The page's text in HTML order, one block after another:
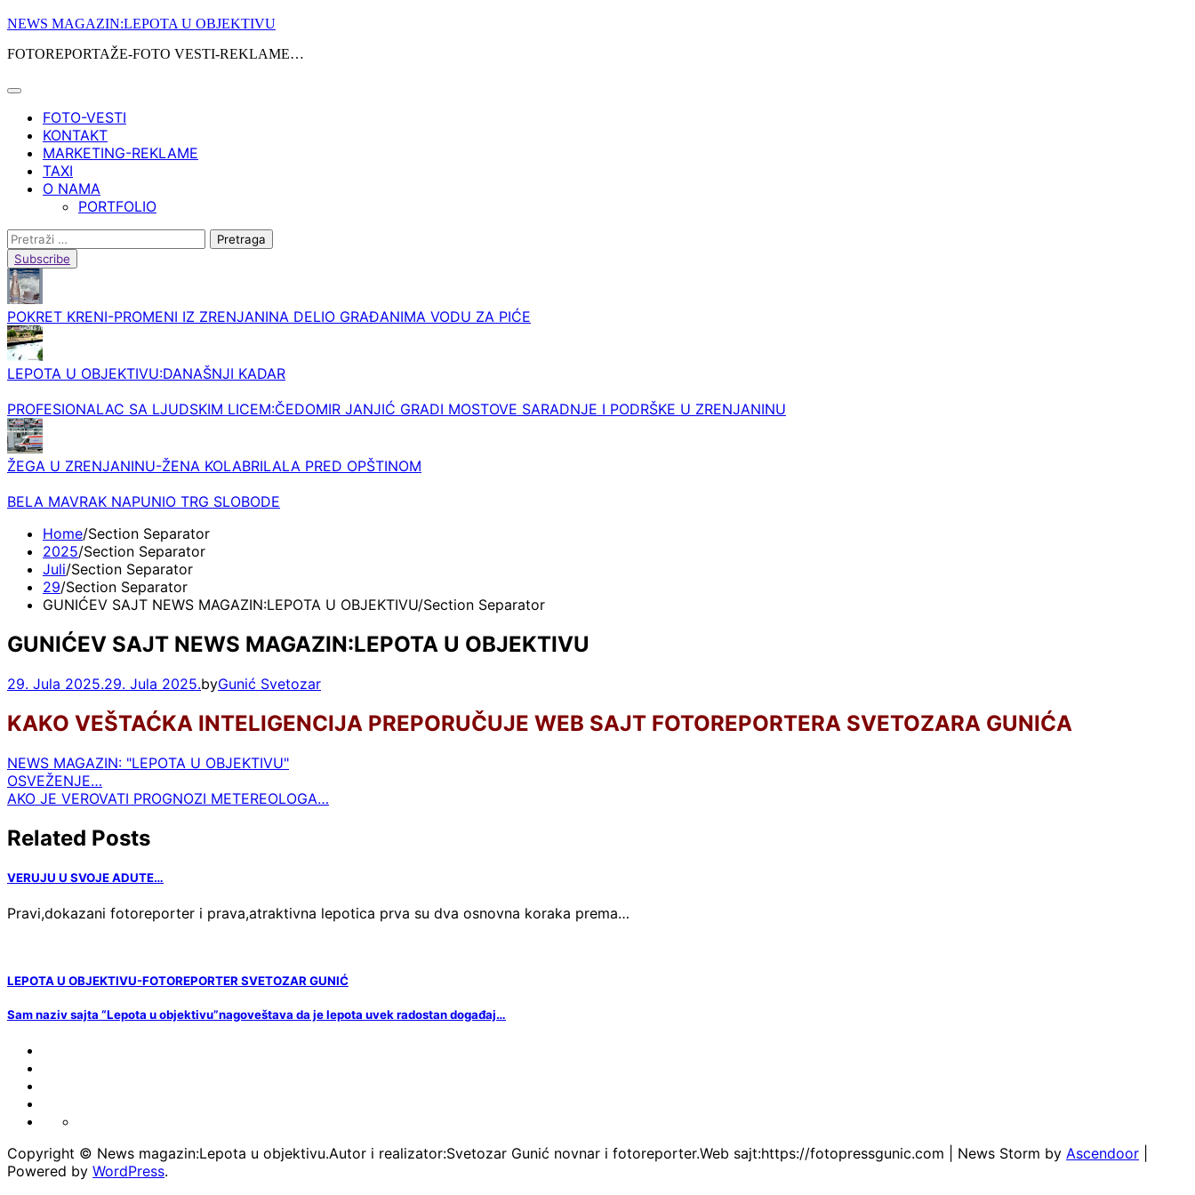
Skip
content
NEWS MAGAZIN:LEPOTA U OBJEKTIVU
FOTOREPORTAŽE-FOTO VESTI-REKLAME…
FOTO-VESTI
KONTAKT
MARKETING-REKLAME
TAXI
O NAMA
PORTFOLIO
Pretraga:
Subscribe
POKRET KRENI-PROMENI IZ ZRENJANINA DELIO GRAĐANIMA VODU ZA PIĆE
LEPOTA U OBJEKTIVU:DANAŠNJI KADAR
PROFESIONALAC SA LJUDSKIM LICEM:ČEDOMIR JANJIĆ GRADI MOSTOVE SARADNJE I PODRŠKE U ZRENJANINU
ŽEGA U ZRENJANINU-ŽENA KOLABRILALA PRED OPŠTINOM
BELA MAVRAK NAPUNIO TRG SLOBODE
Home
2025
Juli
29
GUNIĆEV SAJT NEWS MAGAZIN:LEPOTA U OBJEKTIVU
GUNIĆEV SAJT NEWS MAGAZIN:LEPOTA U OBJEKTIVU
29. Jula 2025.29. Jula 2025.byGunić Svetozar
KAKO VEŠTAĆKA INTELIGENCIJA PREPORUČUJE WEB SAJT FOTOREPORTERA SVETOZARA GUNIĆA
NEWS MAGAZIN: "LEPOTA U OBJEKTIVU"
Navigacija
članaka
OSVEŽENJE…
AKO JE VEROVATI PROGNOZI METEREOLOGA…
Related Posts
VERUJU U SVOJE ADUTE…
Pravi,dokazani fotoreporter i prava,atraktivna lepotica prva su dva osnovna koraka prema…
LEPOTA U OBJEKTIVU-FOTOREPORTER SVETOZAR GUNIĆ
Sam naziv sajta “Lepota u objektivu”nagoveštava da je lepota uvek radostan događaj…
Copyright © News magazin:Lepota u objektivu.Autor i realizator:Svetozar Gunić novnar i fotoreporter.Web sajt:https://fotopressgunic.com | News Storm by Ascendoor
Powered by WordPress.